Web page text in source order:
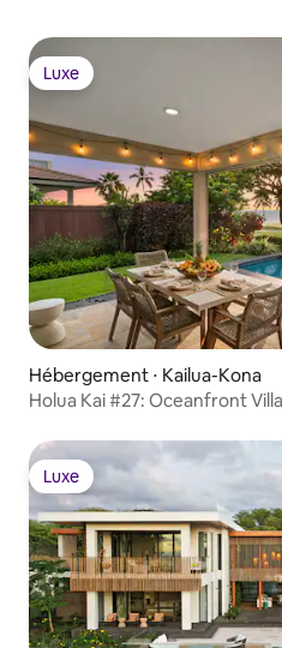
Luxe
Luxe
Hébergement ⋅ Kailua-Kona
Holua Kai #27: Oceanfront
Luxe
Luxe